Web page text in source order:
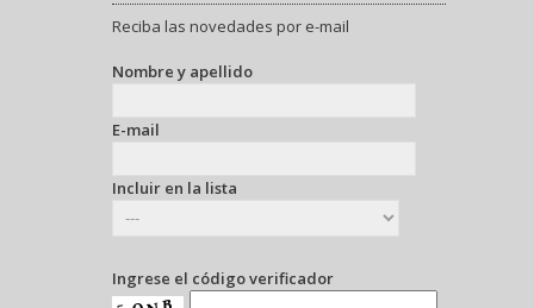
Reciba las novedades por e-mail
Nombre y apellido
E-mail
Incluir en la lista
Ingrese el código verificador